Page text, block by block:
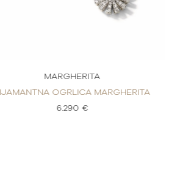
MARGHERITA
OGRLICA MARGHERITA
6.290 €